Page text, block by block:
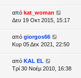
από kat_woman
Δευ 19 Οκτ 2015, 15:17
από giorgos66
Κυρ 05 Δεκ 2021, 22:50
από KAL EL
Τρί 30 Νοέμ 2010, 16:38